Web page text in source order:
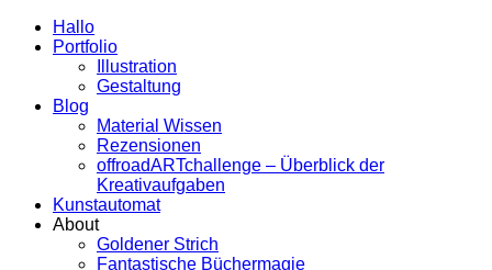
Hallo
Portfolio
Illustration
Gestaltung
Blog
Material Wissen
Rezensionen
offroadARTchallenge – Überblick der
Kreativaufgaben
Kunstautomat
About
Goldener Strich
Fantastische Büchermagie